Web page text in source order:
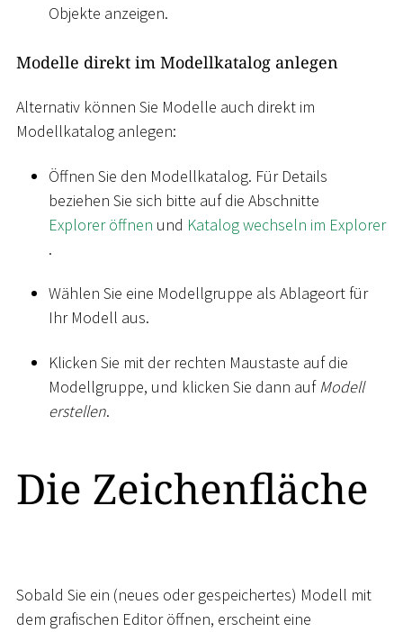
Objekte anzeigen.
Modelle direkt im Modellkatalog anlegen
Alternativ können Sie Modelle auch direkt im
Modellkatalog anlegen:
Öffnen Sie den Modellkatalog. Für Details
beziehen Sie sich bitte auf die Abschnitte
Explorer öffnen und Katalog wechseln im Explorer
.
Wählen Sie eine Modellgruppe als Ablageort für
Ihr Modell aus.
Klicken Sie mit der rechten Maustaste auf die
Modellgruppe, und klicken Sie dann aufModell
erstellen.
Die Zeichenfläche
Sobald Sie ein (neues oder gespeichertes) Modell mit
dem grafischen Editor öffnen, erscheint eine